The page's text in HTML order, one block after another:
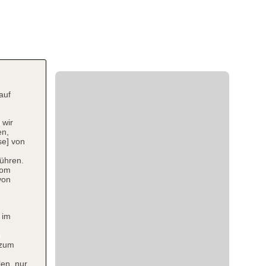
wir
von
nur